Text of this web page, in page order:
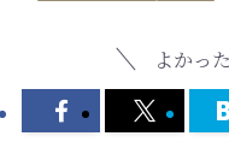
よかっ